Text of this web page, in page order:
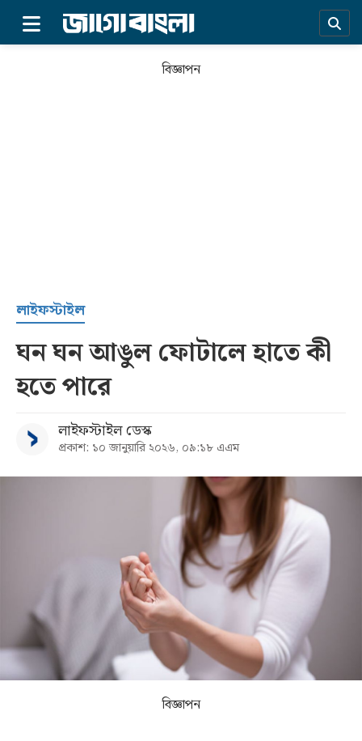
সর্বশেষ
বিভাগ
বিজ্ঞাপন
লাইফস্টাইল
ঘন ঘন আঙুল ফোটালে হাতে কী
হতে পারে
লাইফস্টাইল ডেস্ক
প্রকাশ: ১০ জানুয়ারি ২০২৬, ০৯:১৮ এএম
বিজ্ঞাপন